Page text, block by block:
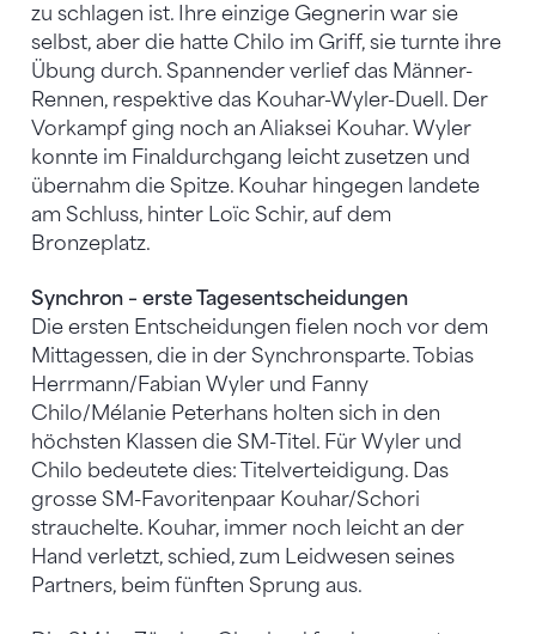
zu schlagen ist. Ihre einzige Gegnerin war sie
selbst, aber die hatte Chilo im Griff, sie turnte ihre
Übung durch. Spannender verlief das Männer-
Rennen, respektive das Kouhar-Wyler-Duell. Der
Vorkampf ging noch an Aliaksei Kouhar. Wyler
konnte im Finaldurchgang leicht zusetzen und
übernahm die Spitze. Kouhar hingegen landete
am Schluss, hinter Loïc Schir, auf dem
Bronzeplatz.
Synchron – erste Tagesentscheidungen
Die ersten Entscheidungen fielen noch vor dem
Mittagessen, die in der Synchronsparte. Tobias
Herrmann/Fabian Wyler und Fanny
Chilo/Mélanie Peterhans holten sich in den
höchsten Klassen die SM-Titel. Für Wyler und
Chilo bedeutete dies: Titelverteidigung. Das
grosse SM-Favoritenpaar Kouhar/Schori
strauchelte. Kouhar, immer noch leicht an der
Hand verletzt, schied, zum Leidwesen seines
Partners, beim fünften Sprung aus.